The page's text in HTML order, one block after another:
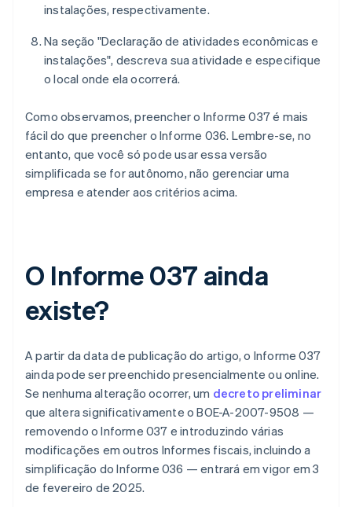
instalações, respectivamente.
Na seção "Declaração de atividades econômicas e
instalações", descreva sua atividade e especifique
o local onde ela ocorrerá.
Como observamos, preencher o Informe 037 é mais
fácil do que preencher o Informe 036. Lembre-se, no
entanto, que você só pode usar essa versão
simplificada se for autônomo, não gerenciar uma
empresa e atender aos critérios acima.
O Informe 037 ainda
existe?
A partir da data de publicação do artigo, o Informe 037
ainda pode ser preenchido presencialmente ou online.
Se nenhuma alteração ocorrer, um decreto preliminar
que altera significativamente o BOE-A-2007-9508 —
removendo o Informe 037 e introduzindo várias
modificações em outros Informes fiscais, incluindo a
simplificação do Informe 036 — entrará em vigor em 3
de fevereiro de 2025.